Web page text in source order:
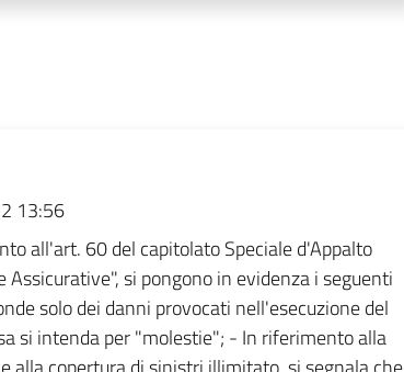
13:56
all'art. 60 del capitolato Speciale d'Appalto
si pongono in evidenza i seguenti
solo dei danni provocati nell'esecuzione del
si intenda per "molestie"; - In riferimento alla